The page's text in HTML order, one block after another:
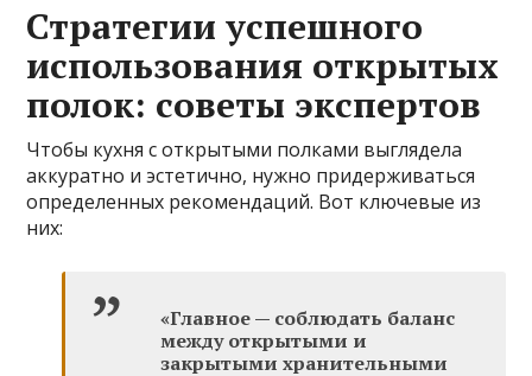
Стратегии успешного
использования открытых
полок: советы экспертов
Чтобы кухня с открытыми полками выглядела
аккуратно и эстетично, нужно придерживаться
определенных рекомендаций. Вот ключевые из
них:
«Главное — соблюдать баланс
между открытыми и
закрытыми хранительными